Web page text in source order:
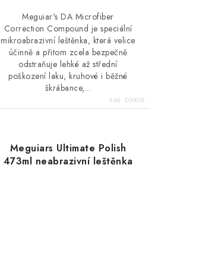
Meguiar's DA Microfiber
Correction Compound je speciální
mikroabrazivní leštěnka, která velice
účinně a přitom zcela bezpečně
odstraňuje lehké až střední
poškození laku, kruhové i běžné
škrábance,...
Kód: D30016
Meguiars Ultimate Polish
473ml neabrazivní leštěnka